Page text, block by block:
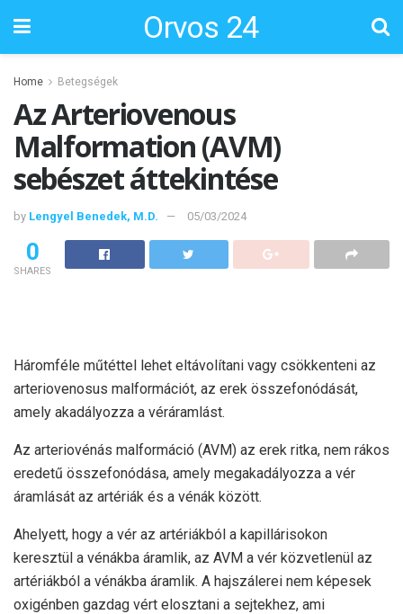
Orvos 24
Home Betegségek
Az Arteriovenous
Malformation (AVM)
sebészet áttekintése
by Lengyel Benedek, M.D. 05/03/2024
0
SHARES
Háromféle műtéttel lehet eltávolítani vagy csökkenteni az
arteriovenosus malformációt, az erek összefonódását,
amely akadályozza a véráramlást.
Az arteriovénás malformáció (AVM) az erek ritka, nem rákos
eredetű összefonódása, amely megakadályozza a vér
áramlását az artériák és a vénák között.
Ahelyett, hogy a vér az artériákból a kapillárisokon
keresztül a vénákba áramlik, az AVM a vér közvetlenül az
artériákból a vénákba áramlik. A hajszálerei nem képesek
oxigénben gazdag vért elosztani a sejtekhez, ami